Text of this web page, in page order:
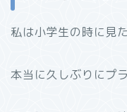
私は小学生の時に見
本当に久しぶりにプ